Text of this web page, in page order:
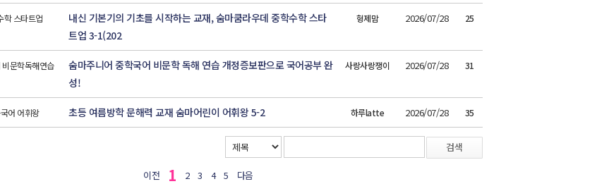
학 스타트업
내신 기본기의 기초를 시작하는 교재, 숨마쿰라우데 중학수학 스타
트업 3-1(202
형제맘 2026/07/28 25
비문학독해연습
숨마주니어 중학국어 비문학 독해 연습 개정증보판으로 국어공부 완
성!
사랑사랑쟁이 2026/07/28 31
어 어휘왕 초등 여름방학 문해력 교재 숨마어린이 어휘왕 5-2 하루latte 2026/07/28 35
검색
이전 1 2 3 4 5 다음